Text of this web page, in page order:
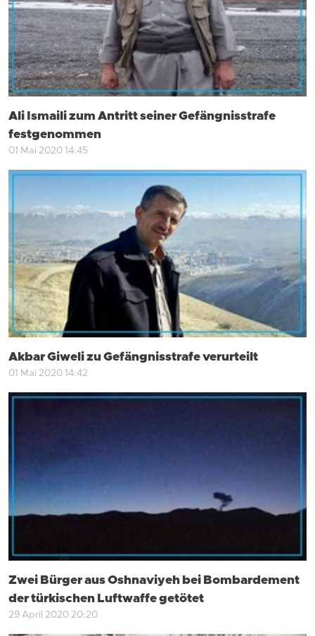
Ali Ismaili zum Antritt seiner Gefängnisstrafe
festgenommen
01 Mai 2020 14:45
Akbar Giweli zu Gefängnisstrafe verurteilt
01 Mai 2020 14:42
Zwei Bürger aus Oshnaviyeh bei Bombardement
der türkischen Luftwaffe getötet
29 April 2020 20:20